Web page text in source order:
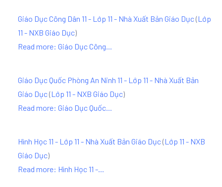
Giáo Dục Công Dân 11 - Lớp 11 - Nhà Xuất Bản Giáo Dục(Lớp
11 - NXB Giáo Dục)
Read more: Giáo Dục Công...
Giáo Dục Quốc Phòng An Ninh 11 - Lớp 11 - Nhà Xuất Bản
Giáo Dục(Lớp 11 - NXB Giáo Dục)
Read more: Giáo Dục Quốc...
Hình Học 11 - Lớp 11 - Nhà Xuất Bản Giáo Dục(Lớp 11 - NXB
Giáo Dục)
Read more: Hình Học 11 -...